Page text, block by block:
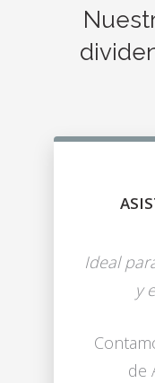
Ideal
y
de